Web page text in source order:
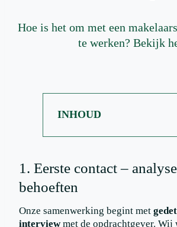
Hoe is het om met een
te werken? Bekijk
INHOUD
1. Eerste contact –
behoeften
Onze samenwerking begint met
interviewmet de opdrachtgever. Wij